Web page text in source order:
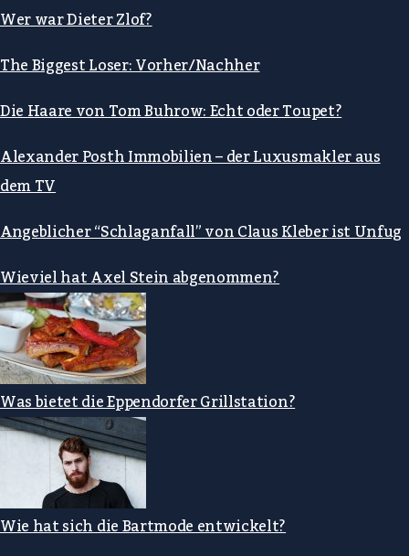
Wer war Dieter Zlof?
The Biggest Loser: Vorher/Nachher
Die Haare von Tom Buhrow: Echt oder Toupet?
Alexander Posth Immobilien – der Luxusmakler aus
dem TV
Angeblicher “Schlaganfall” von Claus Kleber ist Unfug
Wieviel hat Axel Stein abgenommen?
Was bietet die Eppendorfer Grillstation?
Wie hat sich die Bartmode entwickelt?